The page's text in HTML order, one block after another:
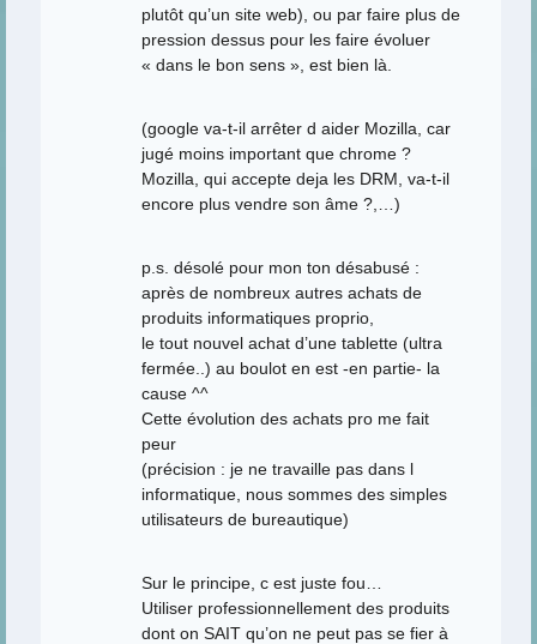
plutôt qu’un site web), ou par faire plus de
pression dessus pour les faire évoluer
« dans le bon sens », est bien là.
(google va-t-il arrêter d aider Mozilla, car
jugé moins important que chrome ?
Mozilla, qui accepte deja les DRM, va-t-il
encore plus vendre son âme ?,…)
p.s. désolé pour mon ton désabusé :
après de nombreux autres achats de
produits informatiques proprio,
le tout nouvel achat d’une tablette (ultra
fermée..) au boulot en est -en partie- la
cause ^^
Cette évolution des achats pro me fait
peur
(précision : je ne travaille pas dans l
informatique, nous sommes des simples
utilisateurs de bureautique)
Sur le principe, c est juste fou…
Utiliser professionnellement des produits
dont on SAIT qu’on ne peut pas se fier à